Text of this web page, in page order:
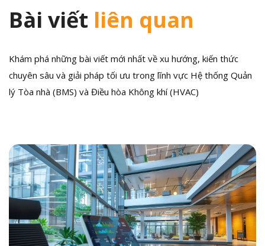
Bài viết liên quan
Khám phá những bài viết mới nhất về xu hướng, kiến thức
chuyên sâu và giải pháp tối ưu trong lĩnh vực Hệ thống Quản
lý Tòa nhà (BMS) và Điều hòa Không khí (HVAC)